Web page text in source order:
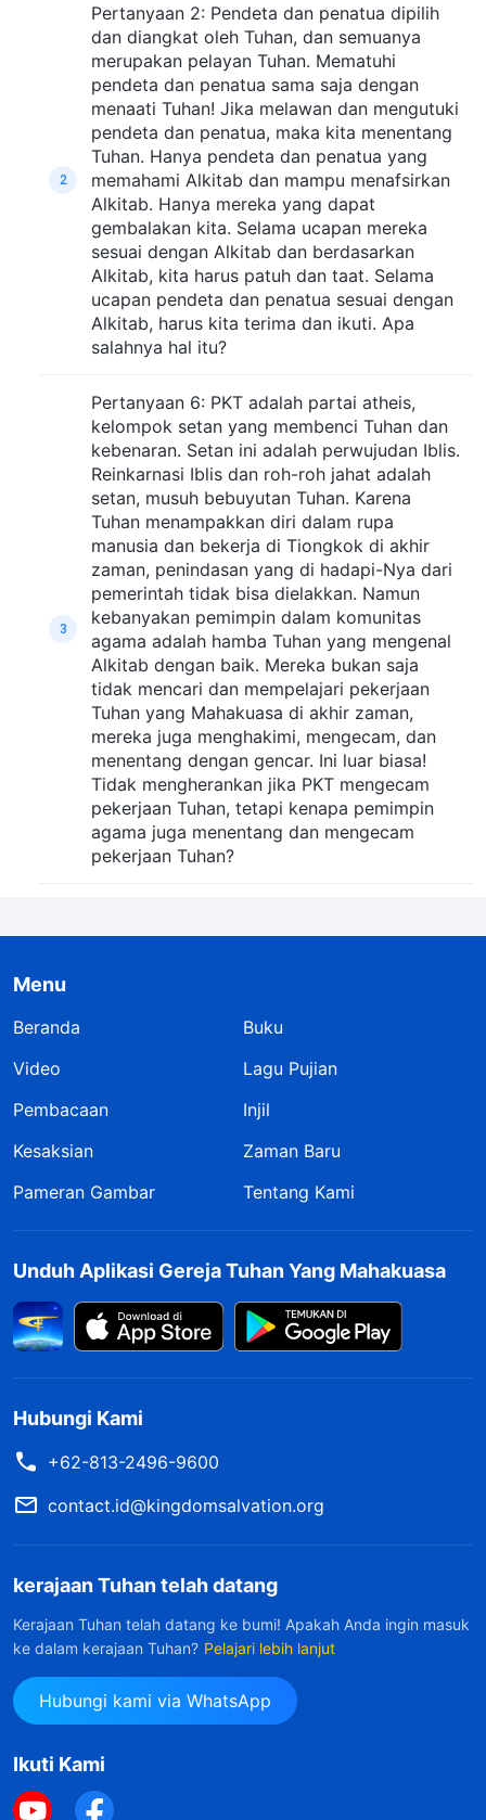
2
Pertanyaan 2: Pendeta dan penatua dipilih
dan diangkat oleh Tuhan, dan semuanya
merupakan pelayan Tuhan. Mematuhi
pendeta dan penatua sama saja dengan
menaati Tuhan! Jika melawan dan mengutuki
pendeta dan penatua, maka kita menentang
Tuhan. Hanya pendeta dan penatua yang
memahami Alkitab dan mampu menafsirkan
Alkitab. Hanya mereka yang dapat
gembalakan kita. Selama ucapan mereka
sesuai dengan Alkitab dan berdasarkan
Alkitab, kita harus patuh dan taat. Selama
ucapan pendeta dan penatua sesuai dengan
Alkitab, harus kita terima dan ikuti. Apa
salahnya hal itu?
3
Pertanyaan 6: PKT adalah partai atheis,
kelompok setan yang membenci Tuhan dan
kebenaran. Setan ini adalah perwujudan Iblis.
Reinkarnasi Iblis dan roh-roh jahat adalah
setan, musuh bebuyutan Tuhan. Karena
Tuhan menampakkan diri dalam rupa
manusia dan bekerja di Tiongkok di akhir
zaman, penindasan yang di hadapi-Nya dari
pemerintah tidak bisa dielakkan. Namun
kebanyakan pemimpin dalam komunitas
agama adalah hamba Tuhan yang mengenal
Alkitab dengan baik. Mereka bukan saja
tidak mencari dan mempelajari pekerjaan
Tuhan yang Mahakuasa di akhir zaman,
mereka juga menghakimi, mengecam, dan
menentang dengan gencar. Ini luar biasa!
Tidak mengherankan jika PKT mengecam
pekerjaan Tuhan, tetapi kenapa pemimpin
agama juga menentang dan mengecam
pekerjaan Tuhan?
Menu
Beranda
Buku
Video
Lagu Pujian
Pembacaan
Injil
Kesaksian
Zaman Baru
Pameran Gambar
Tentang Kami
Unduh Aplikasi Gereja Tuhan Yang Mahakuasa
Hubungi Kami
+62-813-2496-9600
contact.id@kingdomsalvation.org
kerajaan Tuhan telah datang
Kerajaan Tuhan telah datang ke bumi! Apakah Anda ingin masuk
ke dalam kerajaan Tuhan? Pelajari lebih lanjut
Hubungi kami via WhatsApp
Ikuti Kami